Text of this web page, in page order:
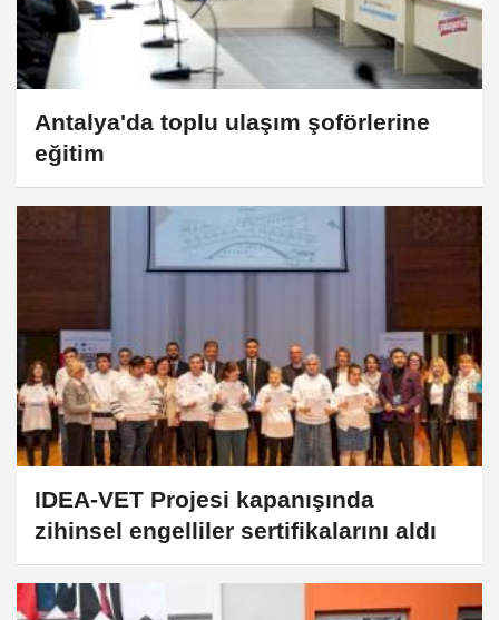
Antalya'da toplu ulaşım şoförlerine
eğitim
IDEA-VET Projesi kapanışında
zihinsel engelliler sertifikalarını aldı